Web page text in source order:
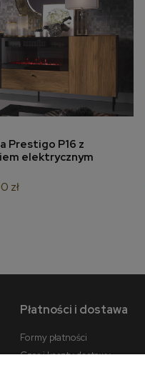
Prestigo P16 z
elektrycznym
zł
Płatności i dostawa
Formy płatności
Czas i koszty dostawy